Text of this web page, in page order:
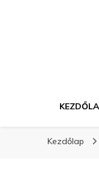
Kezdőlap